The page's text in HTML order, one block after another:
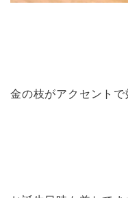
金の枝がアクセントで